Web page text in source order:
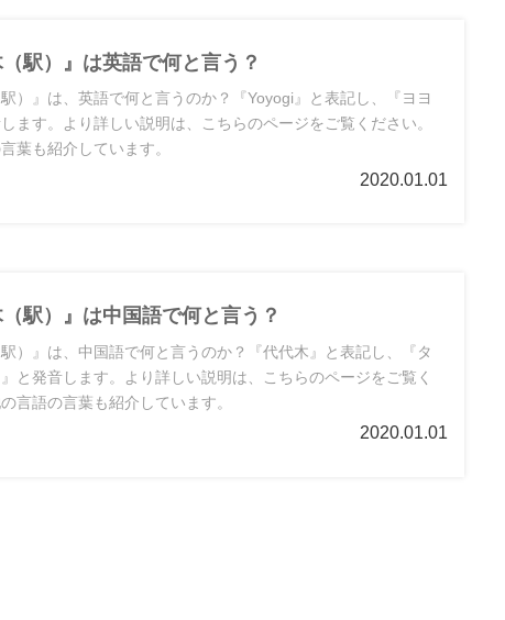
（駅）』は英語で何と言う？
駅）』は、英語で何と言うのか？『Yoyogi』と表記し、『ヨヨ
ます。より詳しい説明は、こちらのページをご覧ください。
葉も紹介しています。
2020.01.01
（駅）』は中国語で何と言う？
駅）』は、中国語で何と言うのか？『代代木』と表記し、『タ
と発音します。より詳しい説明は、こちらのページをご覧く
言語の言葉も紹介しています。
2020.01.01